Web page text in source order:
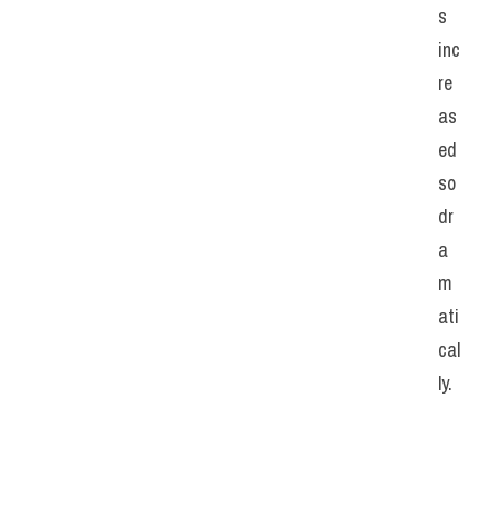
s
inc
re
as
ed
so
dr
a
m
ati
cal
ly.